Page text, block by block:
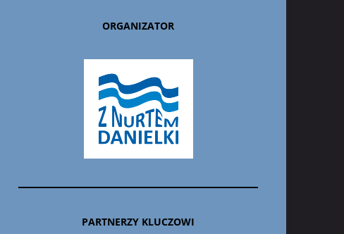
ORGANIZATOR
PARTNERZY KLUCZOWI